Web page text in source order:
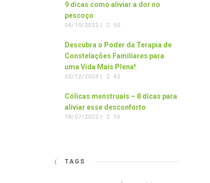
9 dicas como aliviar a dor no
pescoço
04/10/2022 | 50
Descubra o Poder da Terapia de
Constelações Familiares para
uma Vida Mais Plena!
02/12/2023 | 42
Cólicas menstruais – 8 dicas para
aliviar esse desconforto
18/07/2022 | 15
TAGS